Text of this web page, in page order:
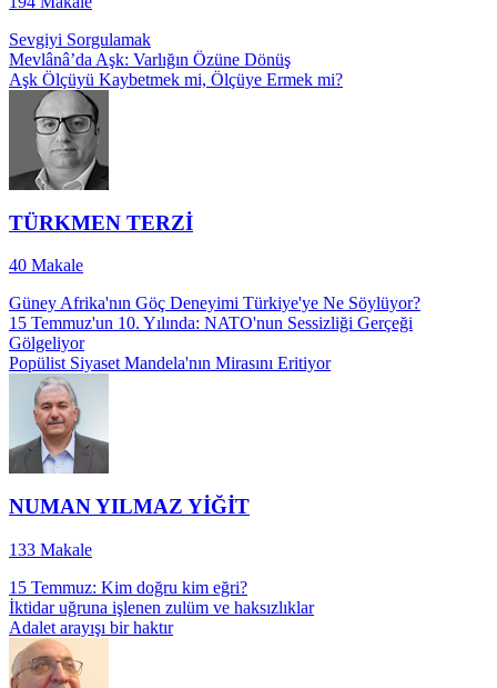
Sevgiyi Sorgulamak
Mevlânâ’da Aşk: Varlığın Özüne Dönüş
Aşk Ölçüyü Kaybetmek mi, Ölçüye Ermek mi?
TÜRKMEN TERZİ
40 Makale
Güney Afrika'nın Göç Deneyimi Türkiye'ye Ne Söylüyor?
15 Temmuz'un 10. Yılında: NATO'nun Sessizliği Gerçeği
Gölgeliyor
Popülist Siyaset Mandela'nın Mirasını Eritiyor
NUMAN YILMAZ YİĞİT
133 Makale
15 Temmuz: Kim doğru kim eğri?
İktidar uğruna işlenen zulüm ve haksızlıklar
Adalet arayışı bir haktır